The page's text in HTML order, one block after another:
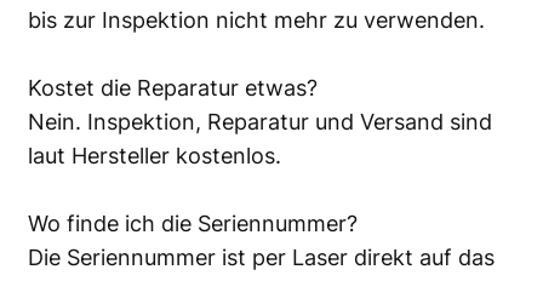
bis zur Inspektion nicht mehr zu verwenden.
Kostet die Reparatur etwas?
Nein. Inspektion, Reparatur und Versand sind
laut Hersteller kostenlos.
Wo finde ich die Seriennummer?
Die Seriennummer ist per Laser direkt auf das